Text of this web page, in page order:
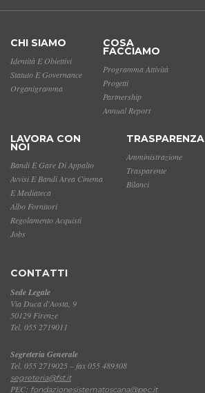
CHI SIAMO
Identità E Obiettivi
Statuto E Governance
Organigramma
COSA
FACCIAMO
Programma Attività
Progetti
Partnership
Annual Report
LAVORA CON
NOI
Bandi E Gare Di Appalto
Avvisi E Bandi Area Cinema
E Mediateca
Albo Fornitori
Regolamento Acquisti
Jobs
TRASPARENZA
Amministrazione
Trasparente
Bilanci
CONTATTI
Sede Legale
Via Duca d'Aosta, 9
50129 Firenze
Tel. 055 2719011
Segreteria Generale
Tel. 055 2719025 – fax 055 489308
segreteria@fst.it
PEC: fondazionesistematoscana@pec.it